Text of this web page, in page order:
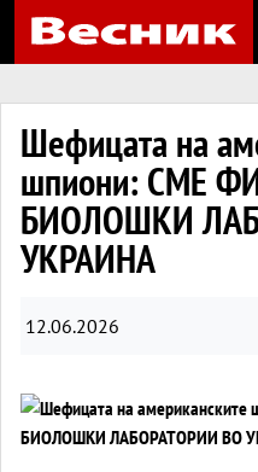
Шефицата на
шпиони: СМЕ
БИОЛОШКИ
УКРАИНА
12.06.2026